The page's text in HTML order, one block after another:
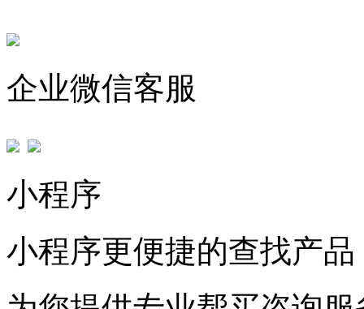
企业微信客服
小程序
小程序更便捷的查找产品